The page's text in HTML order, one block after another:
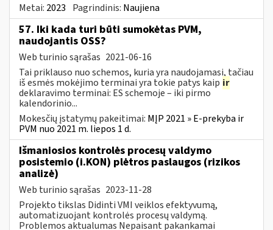
Metai: 2023 Pagrindinis: Naujiena
57. Iki kada turi būti sumokėtas PVM,
naudojantis OSS?
Web turinio sąrašas 2021-06-16
Tai priklauso nuo schemos, kuria yra naudojamasi, tačiau
iš esmės mokėjimo terminai yra tokie patys kaip ir
deklaravimo terminai: ES schemoje – iki pirmo
kalendorinio...
Mokesčių įstatymų pakeitimai: MĮP 2021 » E-prekyba ir
PVM nuo 2021 m. liepos 1 d.
Išmaniosios kontrolės procesų valdymo
posistemio (i.KON) plėtros paslaugos (rizikos
analizė)
Web turinio sąrašas 2023-11-28
Projekto tikslas Didinti VMI veiklos efektyvumą,
automatizuojant kontrolės procesų valdymą.
Problemos aktualumas Nepaisant pakankamai